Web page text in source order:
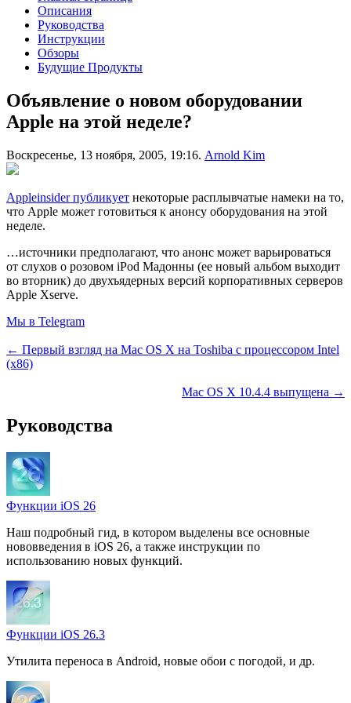
Описания
Руководства
Инструкции
Обзоры
Будущие Продукты
Объявление о новом оборудовании
Apple на этой неделе?
Воскресенье, 13 ноября, 2005, 19:16. Arnold Kim
Appleinsider публикует некоторые расплывчатые намеки на то,
что Apple может готовиться к анонсу оборудования на этой
неделе.
…источники предполагают, что анонс может варьироваться
от слухов о розовом iPod Мадонны (ее новый альбом выходит
во вторник) до двухъядерных версий корпоративных серверов
Apple Xserve.
Мы в Telegram
← Первый взгляд на Mac OS X на Toshiba с процессором Intel
(x86)
Mac OS X 10.4.4 выпущена →
Руководства
Функции iOS 26
Наш подробный гид, в котором выделены все основные
нововведения в iOS 26, а также инструкции по
использованию новых функций.
Функции iOS 26.3
Утилита переноса в Android, новые обои с погодой, и др.